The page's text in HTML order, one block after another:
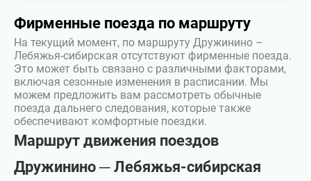
Фирменные поезда по маршруту
На текущий момент, по маршруту Дружинино –
Лебяжья-сибирская отсутствуют фирменные поезда.
Это может быть связано с различными факторами,
включая сезонные изменения в расписании. Мы
можем предложить вам рассмотреть обычные
поезда дальнего следования, которые также
обеспечивают комфортные поездки.
Маршрут движения поездов
Дружинино ─ Лебяжья-сибирская